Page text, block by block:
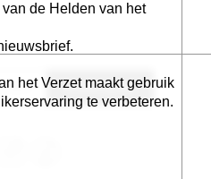
het Verzet maakt gebruik
te verbeteren.
de Helden van het
Inschrijven